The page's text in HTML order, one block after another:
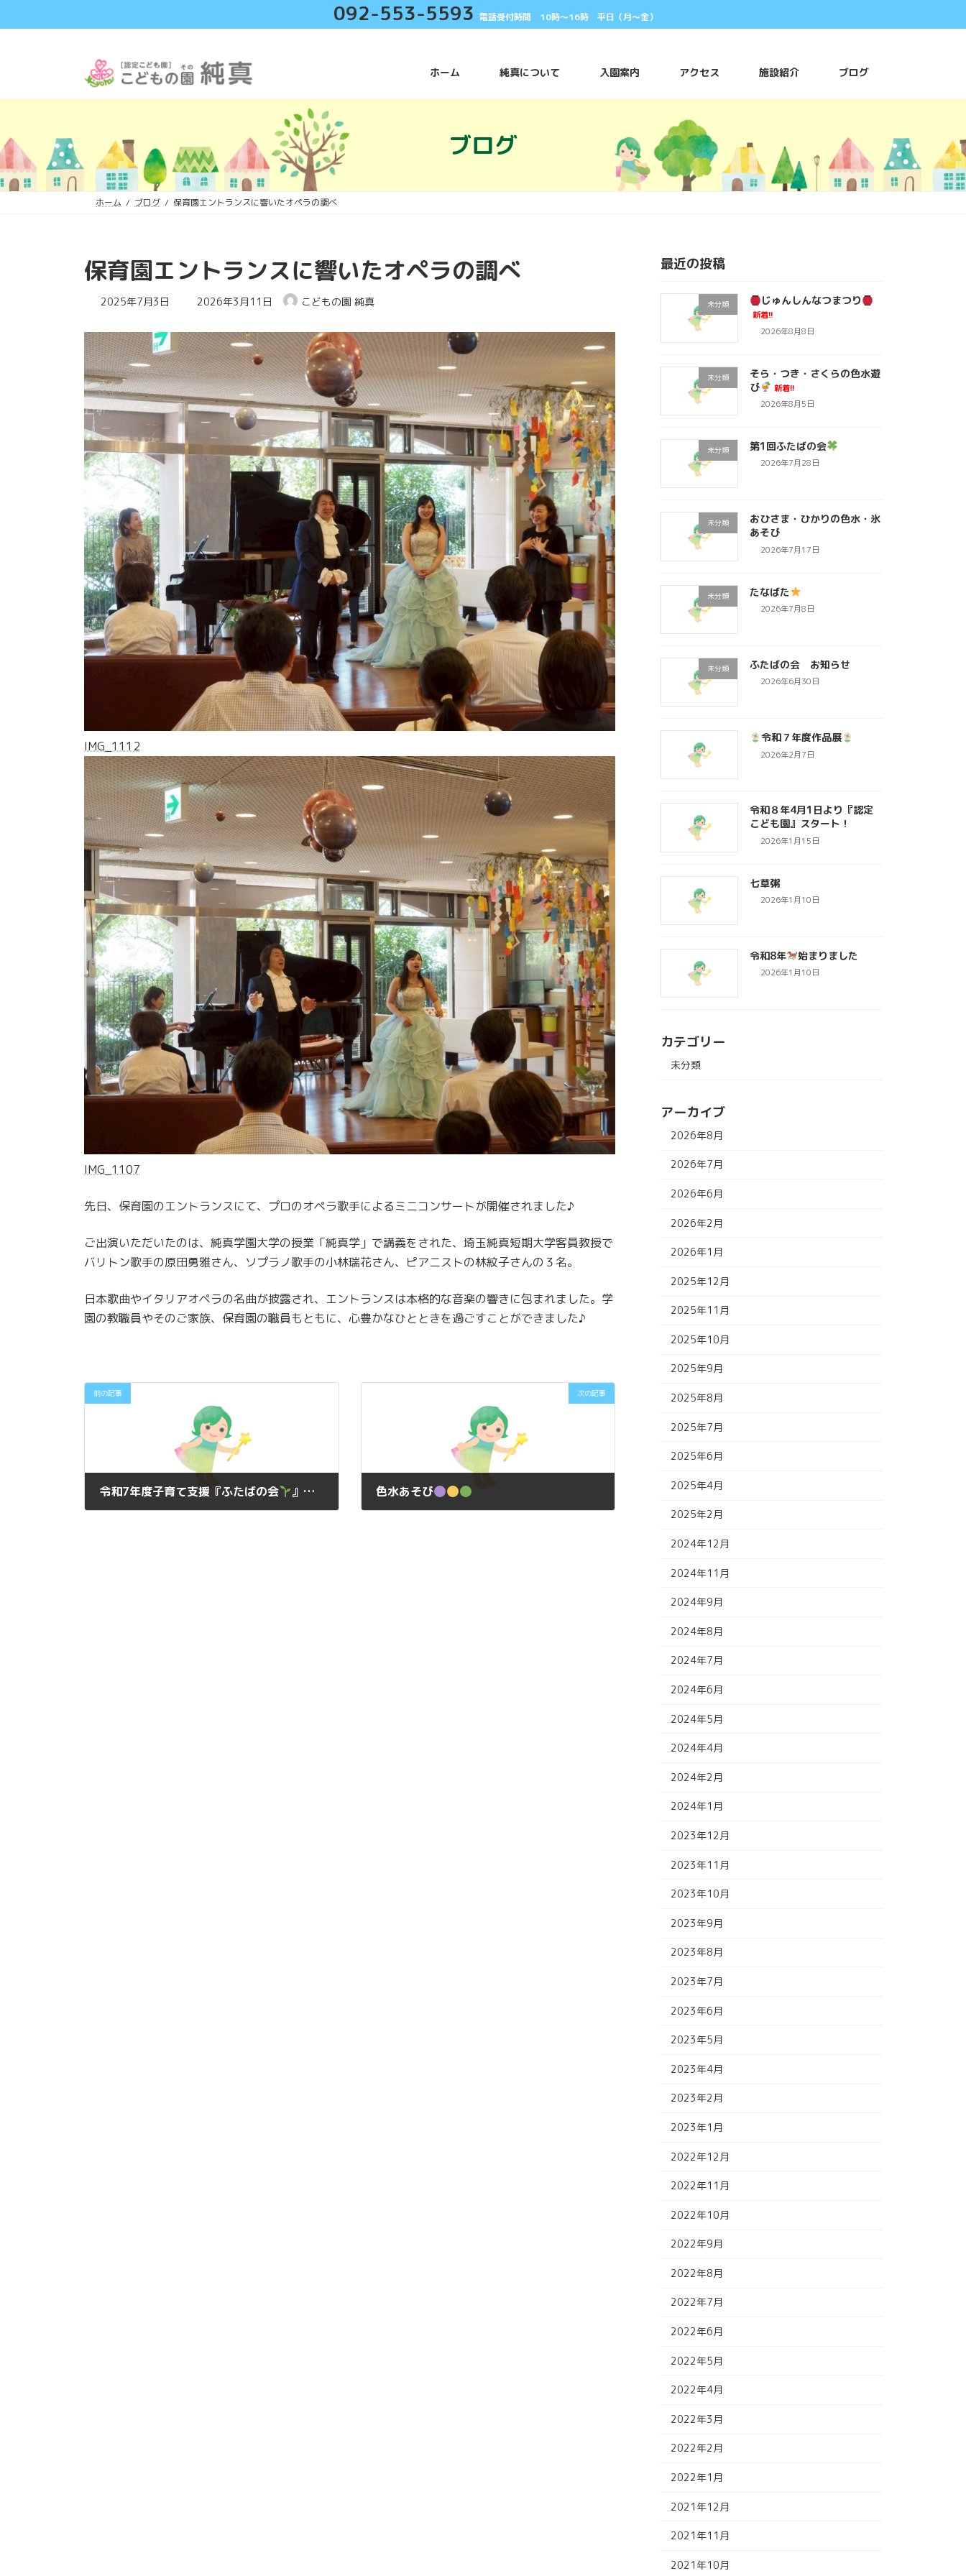
ッ
プ
移
動
092-553-5593 電話受付時間 10時〜16時 平日（月〜金）
ホーム 純真について 入園案内 アクセス 施設紹介 ブログ
ブログ
ホーム ブログ 保育園エントランスに響いたオペラの調べ
保育園エントランスに響いたオペラの調べ
2025年7月3日
最
新
日
時
:
2026年3月11日 こどもの園 純真
IMG_1112
IMG_1107
先日、保育園のエントランスにて、プロのオペラ歌手によるミニコンサートが開催されました♪
ご出演いただいたのは、純真学園大学の授業「純真学」で講義をされた、埼玉純真短期大学客員教授で
バリトン歌手の原田勇雅さん、ソプラノ歌手の小林瑞花さん、ピアニストの林紋子さんの３名。
日本歌曲やイタリアオペラの名曲が披露され、エントランスは本格的な音楽の響きに包まれました。学
園の教職員やそのご家族、保育園の職員もともに、心豊かなひとときを過ごすことができました♪
前の記事
令和7年度子育て支援『ふたばの会 』か始まります！
次の記事
色水あそび
最近の投稿
未分類 じゅんしんなつまつり
新着!!
2026年8月8日
未分類
そら・つき・さくらの色水遊
び
新着!!
2026年8月5日
未分類 第1回ふたばの会
2026年7月28日
未分類
おひさま・ひかりの色水・氷
あそび
2026年7月17日
未分類 たなばた
2026年7月8日
未分類 ふたばの会 お知らせ
2026年6月30日
令和７年度作品展
2026年2月7日
令和８年4月1日より『認定
こども園』スタート！
2026年1月15日
七草粥
2026年1月10日
令和8年 始まりました
2026年1月10日
カテゴリー
未分類
アーカイブ
2026年8月
2026年7月
2026年6月
2026年2月
2026年1月
2025年12月
2025年11月
2025年10月
2025年9月
2025年8月
2025年7月
2025年6月
2025年4月
2025年2月
2024年12月
2024年11月
2024年9月
2024年8月
2024年7月
2024年6月
2024年5月
2024年4月
2024年2月
2024年1月
2023年12月
2023年11月
2023年10月
2023年9月
2023年8月
2023年7月
2023年6月
2023年5月
2023年4月
2023年2月
2023年1月
2022年12月
2022年11月
2022年10月
2022年9月
2022年8月
2022年7月
2022年6月
2022年5月
2022年4月
2022年3月
2022年2月
2022年1月
2021年12月
2021年11月
2021年10月